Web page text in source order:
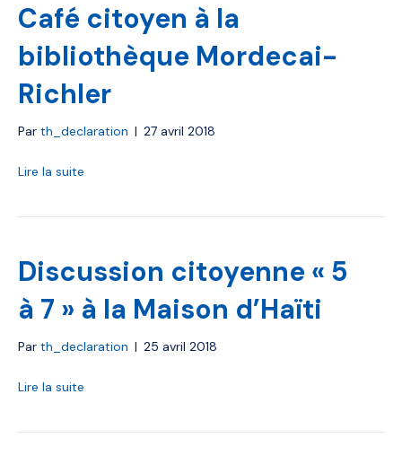
Café citoyen à la
bibliothèque Mordecai-
Richler
Par th_declaration | 27 avril 2018
Lire la suite
Discussion citoyenne « 5
à 7 » à la Maison d’Haïti
Par th_declaration | 25 avril 2018
Lire la suite